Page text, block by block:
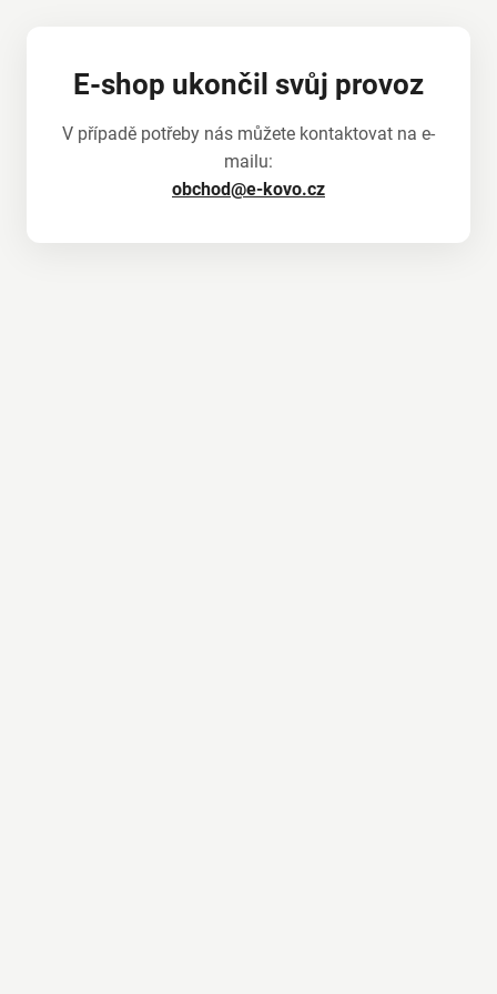
E-shop ukončil svůj provoz
V případě potřeby nás můžete kontaktovat na e-
mailu:
obchod@e-kovo.cz